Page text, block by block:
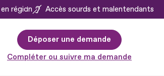
région Accès sourds et malentendants
Déposer une demande
Compléter ou suivre ma demande